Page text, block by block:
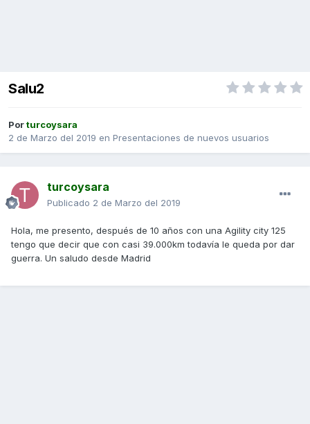
Salu2
Porturcoysara
2 de Marzo del 2019 en Presentaciones de nuevos usuarios
turcoysara
Publicado 2 de Marzo del 2019
Hola, me presento, después de 10 años con una Agility city 125
tengo que decir que con casi 39.000km todavía le queda por dar
guerra. Un saludo desde Madrid